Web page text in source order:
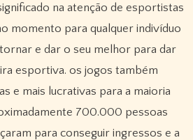
na atenção de esportistas
momento para qualquer indivíduo
e dar o seu melhor para dar
esportiva. os jogos também
e mais lucrativas para a maioria
700.000 pessoas
para conseguir ingressos e a